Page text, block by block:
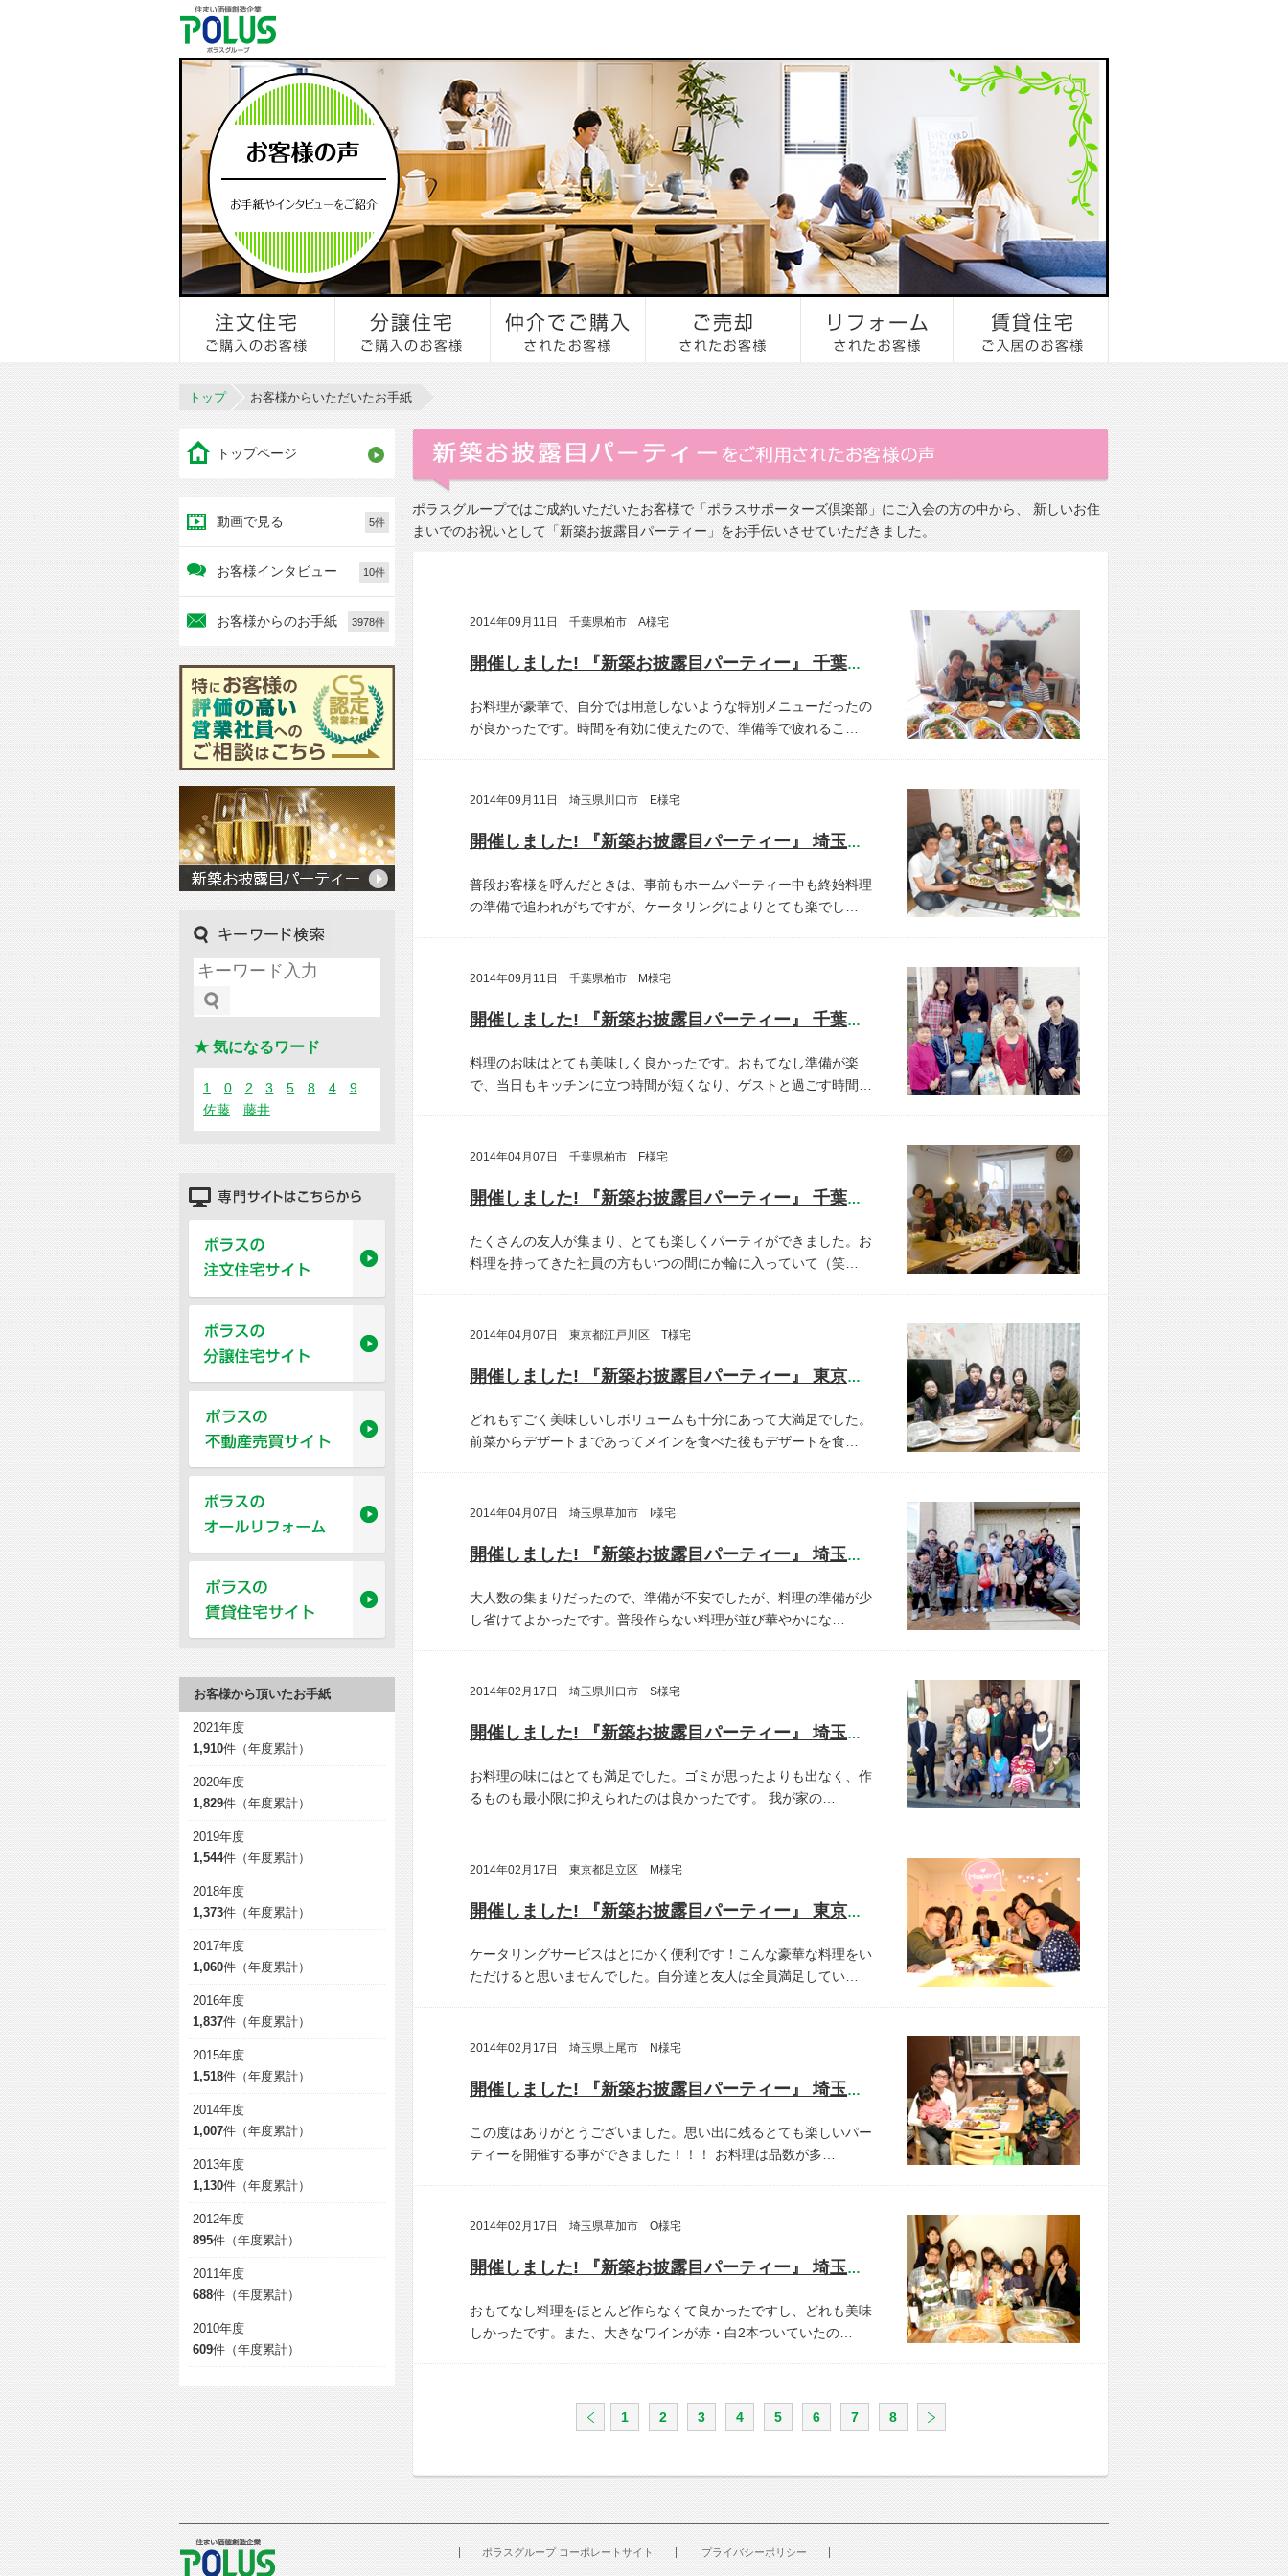
トップ お客様からいただいたお手紙
ポラスグループではご成約いただいたお客様で「ポラスサポーターズ倶楽部」にご入会の方の中から、 新しいお住
まいでのお祝いとして「新築お披露目パーティー」をお手伝いさせていただきました。
2014年09月11日 千葉県柏市 A様宅
開催しました! 『新築お披露目パーティー』 千葉県柏市 A様宅
お料理が豪華で、自分では用意しないような特別メニューだったの
が良かったです。時間を有効に使えたので、準備等で疲れるこ…
2014年09月11日 埼玉県川口市 E様宅
開催しました! 『新築お披露目パーティー』 埼玉県川口市 E様宅
普段お客様を呼んだときは、事前もホームパーティー中も終始料理
の準備で追われがちですが、ケータリングによりとても楽でし…
2014年09月11日 千葉県柏市 M様宅
開催しました! 『新築お披露目パーティー』 千葉県柏市 M様宅
料理のお味はとても美味しく良かったです。おもてなし準備が楽
で、当日もキッチンに立つ時間が短くなり、ゲストと過ごす時間…
2014年04月07日 千葉県柏市 F様宅
開催しました! 『新築お披露目パーティー』 千葉県柏市 F様宅
たくさんの友人が集まり、とても楽しくパーティができました。お
料理を持ってきた社員の方もいつの間にか輪に入っていて（笑…
2014年04月07日 東京都江戸川区 T様宅
開催しました! 『新築お披露目パーティー』 東京都江戸川区 T様宅
どれもすごく美味しいしボリュームも十分にあって大満足でした。
前菜からデザートまであってメインを食べた後もデザートを食…
2014年04月07日 埼玉県草加市 I様宅
開催しました! 『新築お披露目パーティー』 埼玉県草加市 I様宅
大人数の集まりだったので、準備が不安でしたが、料理の準備が少
し省けてよかったです。普段作らない料理が並び華やかにな…
2014年02月17日 埼玉県川口市 S様宅
開催しました! 『新築お披露目パーティー』 埼玉県川口市 S様宅
お料理の味にはとても満足でした。ゴミが思ったよりも出なく、作
るものも最小限に抑えられたのは良かったです。
我が家の…
2014年02月17日 東京都足立区 M様宅
開催しました! 『新築お披露目パーティー』 東京都足立区 M様宅
ケータリングサービスはとにかく便利です！こんな豪華な料理をい
ただけると思いませんでした。自分達と友人は全員満足してい…
2014年02月17日 埼玉県上尾市 N様宅
開催しました! 『新築お披露目パーティー』 埼玉県上尾市 N様宅
この度はありがとうございました。思い出に残るとても楽しいパー
ティーを開催する事ができました！！！
お料理は品数が多…
2014年02月17日 埼玉県草加市 O様宅
開催しました! 『新築お披露目パーティー』 埼玉県草加市 O様宅
おもてなし料理をほとんど作らなくて良かったですし、どれも美味
しかったです。また、大きなワインが赤・白2本ついていたの…
1 2 3 4 5 6 7 8
トップページ
動画で見る 5件
お客様インタビュー 10件
お客様からのお手紙 3978件
★ 気になるワード
1 0 2 3 5 8 4
9
佐藤
藤井
お客様から頂いたお手紙
2021年度
1,910件（年度累計）
2020年度
1,829件（年度累計）
2019年度
1,544件（年度累計）
2018年度
1,373件（年度累計）
2017年度
1,060件（年度累計）
2016年度
1,837件（年度累計）
2015年度
1,518件（年度累計）
2014年度
1,007件（年度累計）
2013年度
1,130件（年度累計）
2012年度
895件（年度累計）
2011年度
688件（年度累計）
2010年度
609件（年度累計）
ポラスグループ コーポレートサイト
プライバシーポリシー